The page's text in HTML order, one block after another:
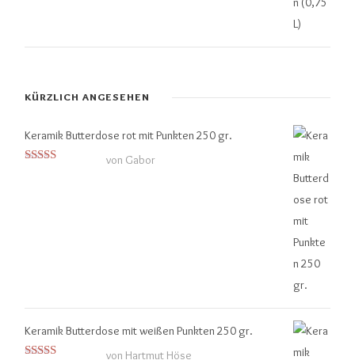
KÜRZLICH ANGESEHEN
Keramik Butterdose rot mit Punkten 250 gr.
von Gabor
Keramik Butterdose mit weißen Punkten 250 gr.
von Hartmut Höse